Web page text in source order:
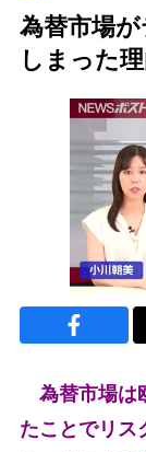
為替市場
しまった
為替市場は
たことでリス